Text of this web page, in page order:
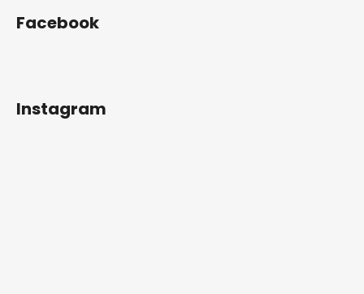
Facebook
Instagram